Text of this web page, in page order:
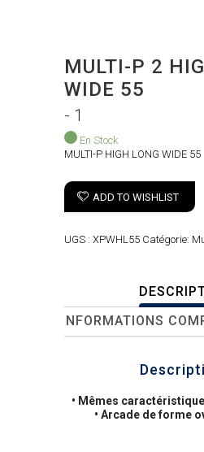
MULTI-P 2
WIDE 55
- 1
En Stock
MULTI-P HIGH LONG WIDE 55
ADD TO WISHLIST
UGS : XPWHL55 Catégorie:
INFORMATIONS
• Mêmes
• Arcade de forme